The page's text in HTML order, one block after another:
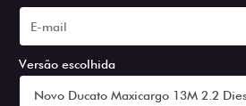
Versão escolhida